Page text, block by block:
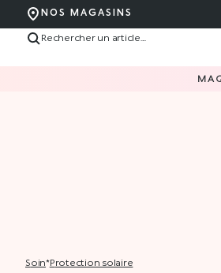
NOS MAGASINS
soin* protection solaire